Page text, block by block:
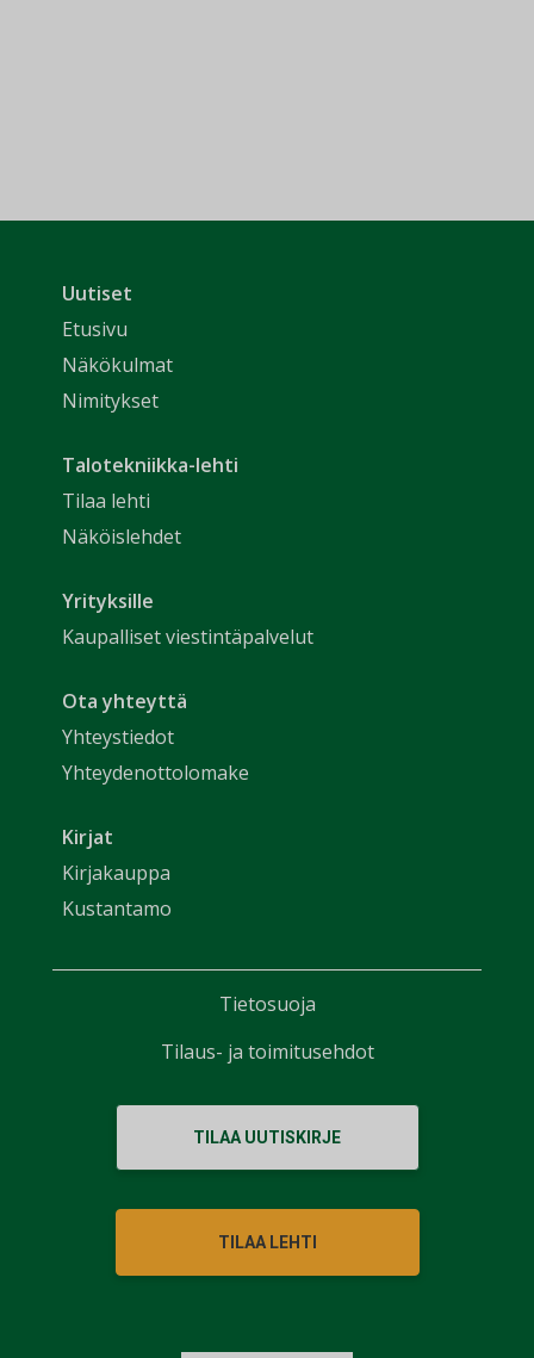
Uutiset
Etusivu
Näkökulmat
Nimitykset
Talotekniikka-lehti
Tilaa lehti
Näköislehdet
Yrityksille
Kaupalliset viestintäpalvelut
Ota yhteyttä
Yhteystiedot
Yhteydenottolomake
Kirjat
Kirjakauppa
Kustantamo
TILAA UUTISKIRJE
TILAA LEHTI
Tietosuoja
Tilaus- ja toimitusehdot